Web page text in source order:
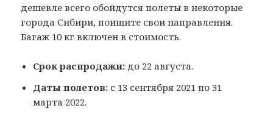
дешевле всего обойдутся полеты в некоторые
города Сибири, поищите свои направления.
Багаж 10 кг включен в стоимость.
Срок распродажи: до 22 августа.
Даты полетов: с 13 сентября 2021 по 31
марта 2022.